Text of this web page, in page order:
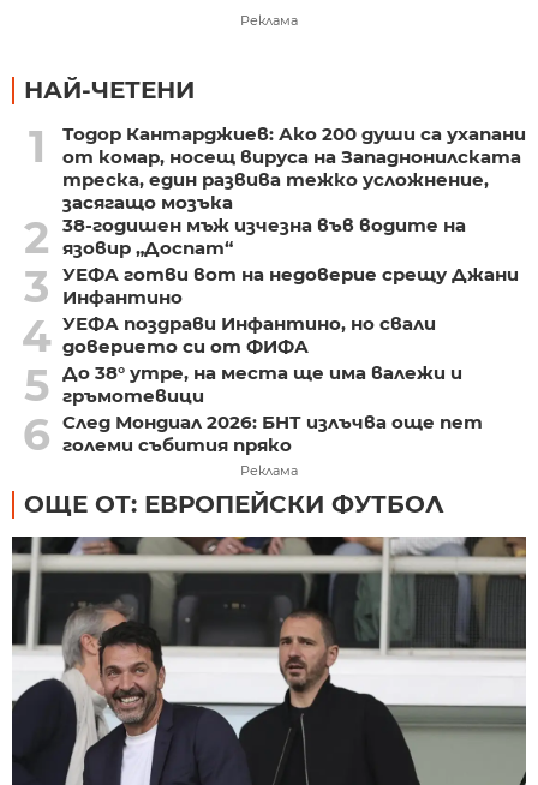
Реклама
НАЙ-ЧЕТЕНИ
1
Тодор Кантарджиев: Ако 200 души са ухапани
от комар, носещ вируса на Западнонилската
треска, един развива тежко усложнение,
засягащо мозъка
2
38-годишен мъж изчезна във водите на
язовир „Доспат“
3
УЕФА готви вот на недоверие срещу Джани
Инфантино
4 УЕФА поздрави Инфантино, но свали
доверието си от ФИФА
5 До 38° утре, на места ще има валежи и
гръмотевици
6 След Мондиал 2026: БНТ излъчва още пет
големи събития пряко
Реклама
ОЩЕ ОТ: ЕВРОПЕЙСКИ ФУТБОЛ